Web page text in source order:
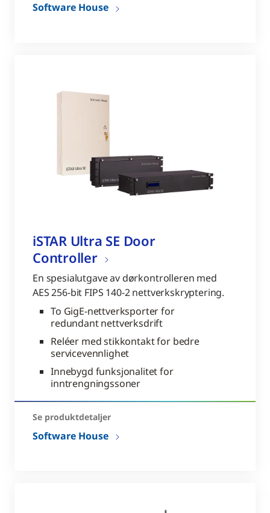
Software House
iSTAR Ultra SE Door
Controller
En spesialutgave av dørkontrolleren med
AES 256-bit FIPS 140-2 nettverkskryptering.
To GigE-nettverksporter for
redundant nettverksdrift
Reléer med stikkontakt for bedre
servicevennlighet
Innebygd funksjonalitet for
inntrengningssoner
Se produktdetaljer
Software House